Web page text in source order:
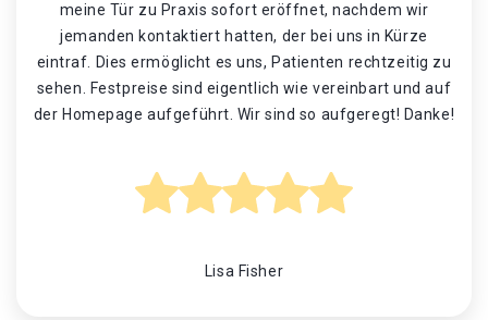
meine Tür zu Praxis sofort eröffnet, nachdem wir
jemanden kontaktiert hatten, der bei uns in Kürze
eintraf. Dies ermöglicht es uns, Patienten rechtzeitig zu
sehen. Festpreise sind eigentlich wie vereinbart und auf
der Homepage aufgeführt. Wir sind so aufgeregt! Danke!
Lisa Fisher